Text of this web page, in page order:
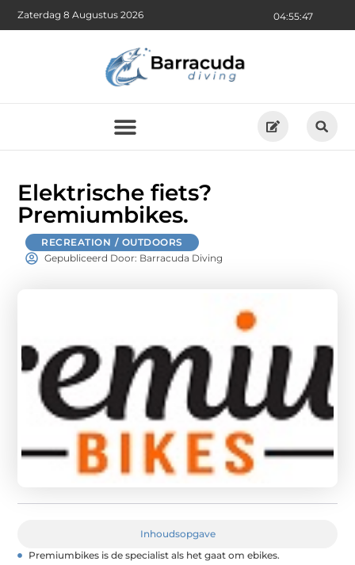
04:55:48
Zaterdag 8 Augustus 2026
Elektrische fiets?
Premiumbikes.
RECREATION / OUTDOORS
Gepubliceerd Door: Barracuda Diving
Inhoudsopgave
Premiumbikes is de specialist als het gaat om ebikes.